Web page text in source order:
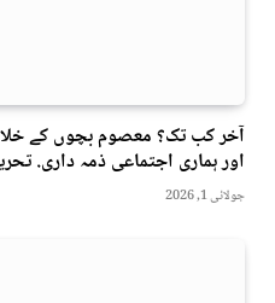
آخر کب تک؟ معصوم بچوں کے
اور ہماری اجتماعی ذمہ داری.
جولائی 1, 2026